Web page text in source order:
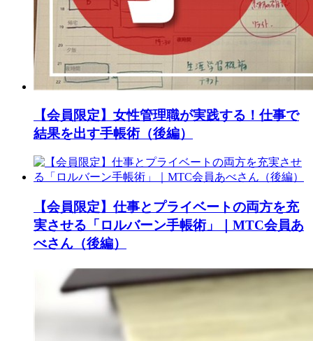
【会員限定】女性管理職が実践する！仕事で
結果を出す手帳術（後編）
【会員限定】仕事とプライベートの両方を充
実させる「ロルバーン手帳術」｜MTC会員あ
べさん（後編）